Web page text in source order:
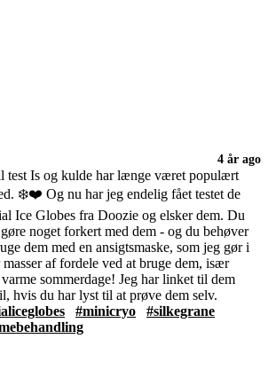
4 år ago
test Is og kulde har længe været populært
❄️❤️ Og nu har jeg endelig fået testet de
Ice Globes fra Doozie og elsker dem. Du
noget forkert med dem - og du behøver
dem med en ansigtsmaske, som jeg gør i
af fordele ved at bruge dem, især
sommerdage! Jeg har linket til dem
hvis du har lyst til at prøve dem selv.
#minicryo
#silkegrane